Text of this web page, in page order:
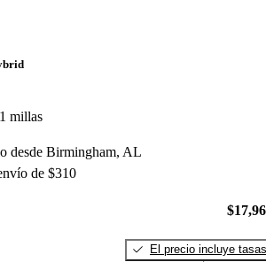
millas
desde Birmingham, AL
de $310
El precio incluye tasas